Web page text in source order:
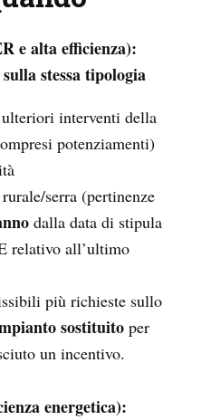
e alta efficienza):
stessa tipologia
interventi della
potenziamenti)
serra (pertinenze
dalla data di stipula
relativo all’ultimo
più richieste sullo
sostituito per
un incentivo.
energetica):